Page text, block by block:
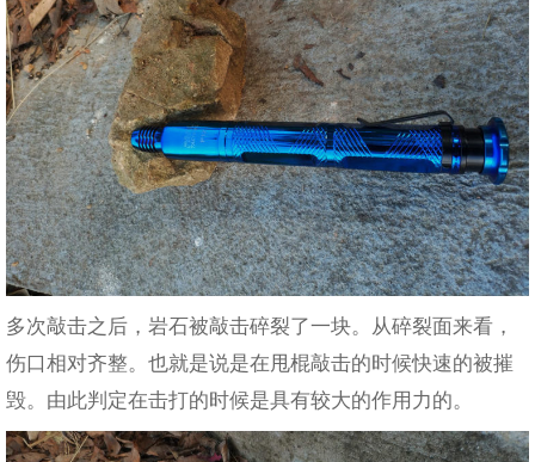
多次敲击之后，岩石被敲击碎裂了一块。从碎裂面来看，
伤口相对齐整。也就是说是在甩棍敲击的时候快速的被摧
毁。由此判定在击打的时候是具有较大的作用力的。